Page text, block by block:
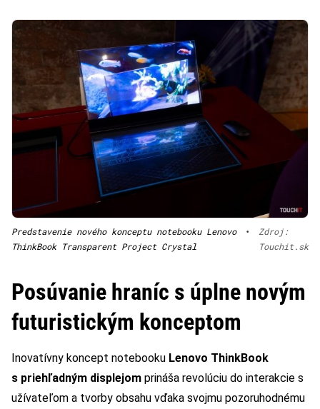
Predstavenie nového konceptu notebooku Lenovo
ThinkBook Transparent Project Crystal
•
Zdroj:
Touchit.sk
Posúvanie hraníc s úplne novým
futuristickým konceptom
Inovatívny koncept notebooku Lenovo ThinkBook
s priehľadným displejom prináša revolúciu do interakcie s
užívateľom a tvorby obsahu vďaka svojmu pozoruhodnému